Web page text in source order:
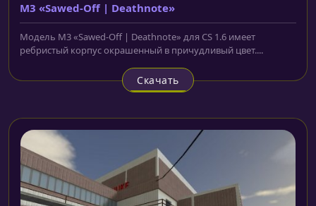
M3 «Sawed-Off | Deathnote»
Модель M3 «Sawed-Off | Deathnote» для CS 1.6 имеет
ребристый корпус окрашенный в причудливый цвет....
Скачать